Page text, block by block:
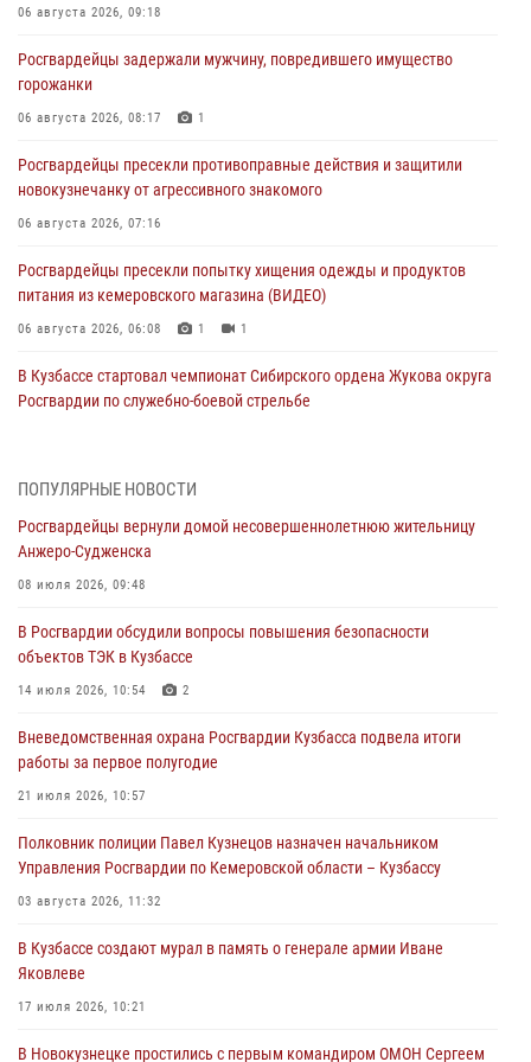
06 августа 2026, 09:18
Росгвардейцы задержали мужчину, повредившего имущество
горожанки
06 августа 2026, 08:17 1
Росгвардейцы пресекли противоправные действия и защитили
новокузнечанку от агрессивного знакомого
06 августа 2026, 07:16
Росгвардейцы пресекли попытку хищения одежды и продуктов
питания из кемеровского магазина (ВИДЕО)
06 августа 2026, 06:08 1 1
В Кузбассе стартовал чемпионат Сибирского ордена Жукова округа
Росгвардии по служебно-боевой стрельбе
Росгвардейцы задержали в Кемерове дебошира, устроившего
05 августа 2026, 09:30
Росгвардейцы задержали участника драки, причинившего побои
05 августа 2026, 08:50
Росгвардейцы пресекли нарушение общественного порядка на
05 августа 2026, 08:10
Росгвардейцы в Юрге пресекли попытку проникновения на
05 августа 2026, 07:45
ПОПУЛЯРНЫЕ НОВОСТИ
Росгвардейцы вернули домой несовершеннолетнюю жительницу
Анжеро-Судженска
08 июля 2026, 09:48
В Росгвардии обсудили вопросы повышения безопасности
объектов ТЭК в Кузбассе
14 июля 2026, 10:54 2
Вневедомственная охрана Росгвардии Кузбасса подвела итоги
работы за первое полугодие
21 июля 2026, 10:57
Полковник полиции Павел Кузнецов назначен начальником
Управления Росгвардии по Кемеровской области – Кузбассу
03 августа 2026, 11:32
В Кузбассе создают мурал в память о генерале армии Иване
Яковлеве
17 июля 2026, 10:21
В Новокузнецке простились с первым командиром ОМОН Сергеем